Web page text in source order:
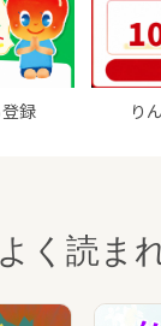
録 り
く読ま